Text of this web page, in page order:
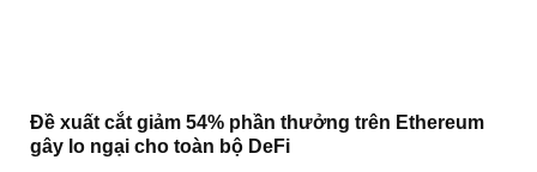
Đề xuất cắt giảm 54% phần thưởng trên Ethereum
gây lo ngại cho toàn bộ DeFi